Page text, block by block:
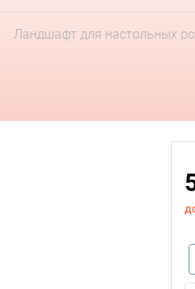
Ландшафт для настольных